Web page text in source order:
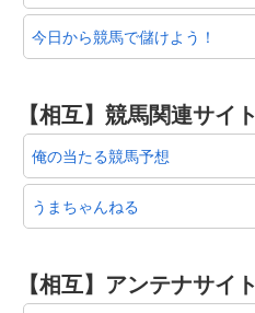
今日から競馬で儲けよう！
【相互】競馬関連サイト
俺の当たる競馬予想
うまちゃんねる
【相互】アンテナサイト